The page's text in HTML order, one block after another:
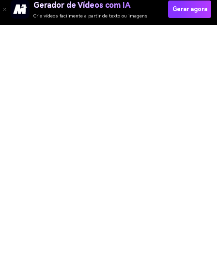
Gerador de Vídeos com IA
Crie vídeos facilmente a partir de texto ou imagens
Gerar agora